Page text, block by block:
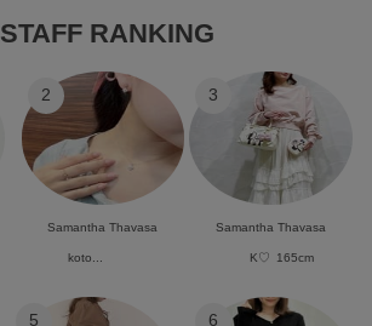
STAFF RANKING
2
Samantha Thavasa
koto...
3
Samantha Thavasa
K♡ 165cm
5 6